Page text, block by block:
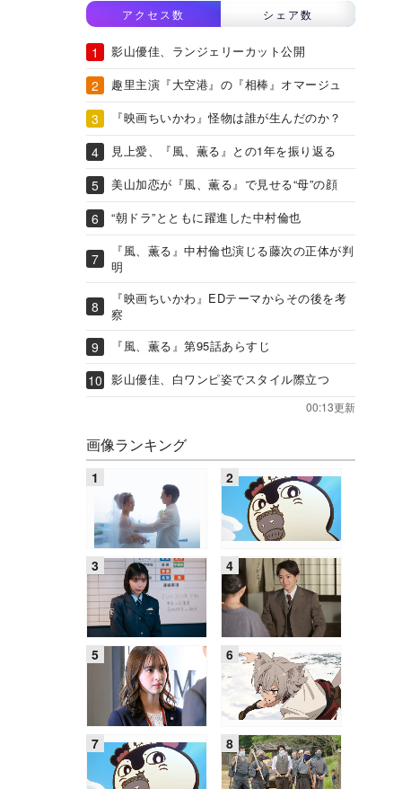
アクセス数 シェア数
影山優佳、ランジェリーカット公開
趣里主演『大空港』の『相棒』オマージュ
『映画ちいかわ』怪物は誰が生んだのか？
見上愛、『風、薫る』との1年を振り返る
美山加恋が『風、薫る』で見せる“母”の顔
“朝ドラ”とともに躍進した中村倫也
『風、薫る』中村倫也演じる藤次の正体が判
明
『映画ちいかわ』EDテーマからその後を考
察
『風、薫る』第95話あらすじ
影山優佳、白ワンピ姿でスタイル際立つ
00:13更新
画像ランキング